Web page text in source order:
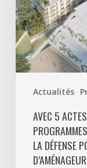
Actualités
programmes
mixtes
et
900
logements,
Défense
poursuit
activement
AVEC 5
LA DÉFENSE